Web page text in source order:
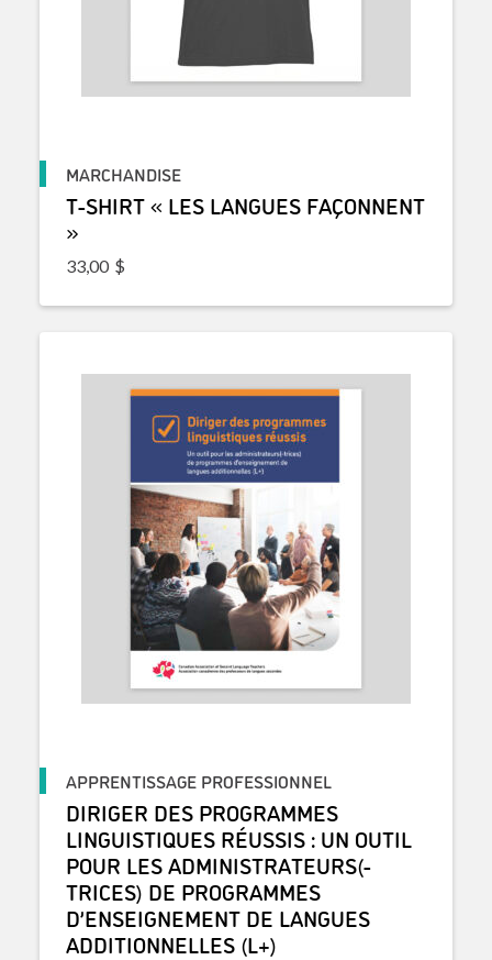
MARCHANDISE
T-SHIRT « LES LANGUES FAÇONNENT
»
33,00 $
APPRENTISSAGE PROFESSIONNEL
DIRIGER DES PROGRAMMES
LINGUISTIQUES RÉUSSIS : UN OUTIL
POUR LES ADMINISTRATEURS(-
TRICES) DE PROGRAMMES
D’ENSEIGNEMENT DE LANGUES
ADDITIONNELLES (L+)